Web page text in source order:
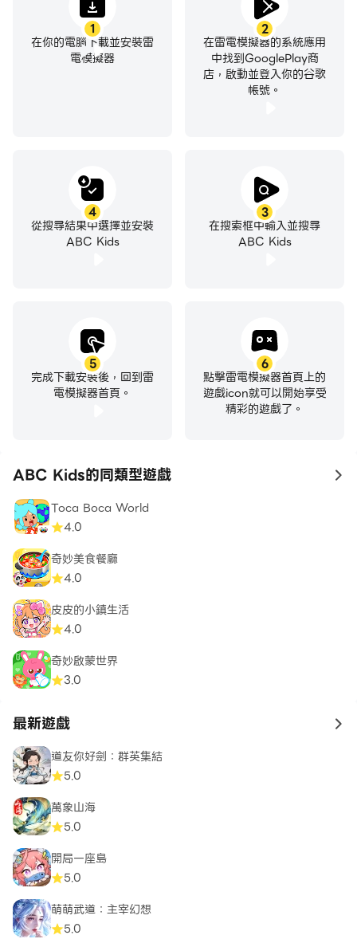
1
在你的電腦下載並安裝雷
電模擬器
2
在雷電模擬器的系統應用
中找到GooglePlay商
店，啟動並登入你的谷歌
帳號。
3
在搜索框中輸入並搜尋
ABC Kids
4
從搜尋結果中選擇並安裝
ABC Kids
5
完成下載安裝後，回到雷
電模擬器首頁。
6
點擊雷電模擬器首頁上的
遊戲icon就可以開始享受
精彩的遊戲了。
ABC Kids的同類型遊戲 to
Toca Boca World
4.0
奇妙美食餐廳
4.0
皮皮的小鎮生活
4.0
奇妙啟蒙世界
3.0
最新遊戲 to
道友你好劍：群英集結
5.0
萬象山海
5.0
開局一座島
5.0
萌萌武道：主宰幻想
5.0